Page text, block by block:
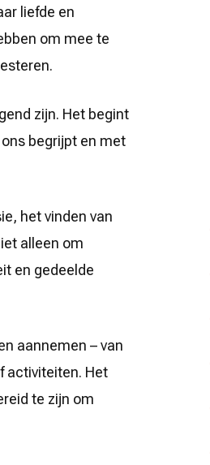
liefde en
om mee te
zijn. Het begint
begrijpt en met
het vinden van
alleen om
en gedeelde
aannemen – van
activiteiten. Het
te zijn om